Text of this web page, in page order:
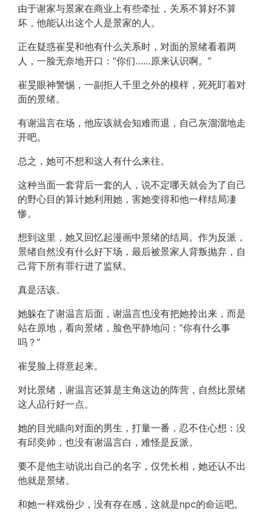
由于谢家与景家在商业上有些牵扯，关系不算好不算
坏，他能认出这个人是景家的人。
正在疑惑崔旻和他有什么关系时，对面的景绪看着两
人，一脸无奈地开口：“你们……原来认识啊。”
崔旻眼神警惕，一副拒人千里之外的模样，死死盯着对
面的景绪。
有谢温言在场，他应该就会知难而退，自己灰溜溜地走
开吧。
总之，她可不想和这人有什么来往。
这种当面一套背后一套的人，说不定哪天就会为了自己
的野心目的算计她利用她，害她变得和他一样结局凄
惨。
想到这里，她又回忆起漫画中景绪的结局。作为反派，
景绪自然没有什么好下场，最后被景家人背叛抛弃，自
己背下所有罪行进了监狱。
真是活该。
她躲在了谢温言后面，谢温言也没有把她拎出来，而是
站在原地，看向景绪，脸色平静地问：“你有什么事
吗？”
崔旻脸上得意起来。
对比景绪，谢温言还算是主角这边的阵营，自然比景绪
这人品行好一点。
她的目光瞄向对面的男生，打量一番，忍不住心想：没
有邱奕帅，也没有谢温言白，难怪是反派。
要不是他主动说出自己的名字，仅凭长相，她还认不出
他就是景绪。
和她一样戏份少，没有存在感，这就是npc的命运吧。